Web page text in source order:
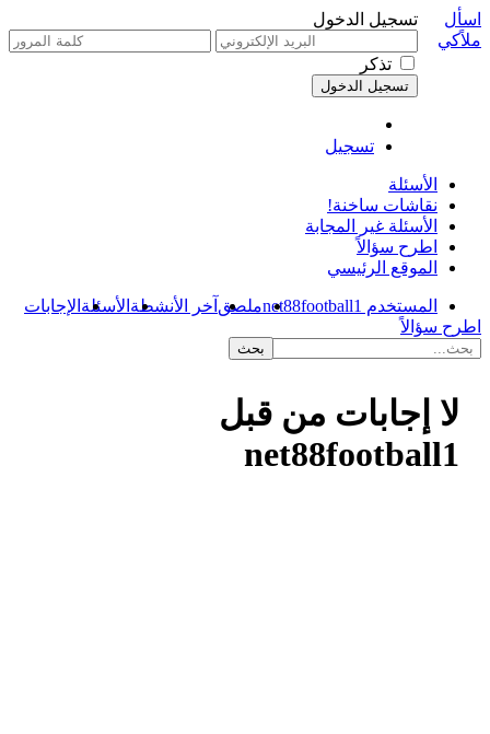
تسجيل الدخول
تذكر
تسجيل
اسأل
ملاًكي
الأسئلة
نقاشات ساخنة!
الأسئلة غير المجابة
اطرح سؤالاً
الموقع الرئيسي
المستخدم net88football1 ملصق آخر الأنشطة الأسئلة الإجابات
اطرح سؤالاً
لا إجابات من قبل
net88football1